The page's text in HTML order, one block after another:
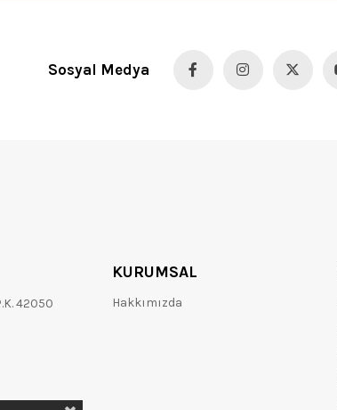
Sosyal Medya
42050
KURUMSAL
Hakkımızda